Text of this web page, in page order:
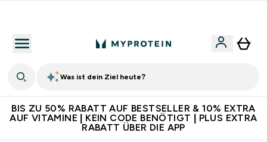
Was ist dein Ziel heute?
BIS ZU 50% RABATT AUF BESTSELLER & 10% EXTRA
AUF VITAMINE | KEIN CODE BENÖTIGT | PLUS EXTRA
RABATT ÜBER DIE APP